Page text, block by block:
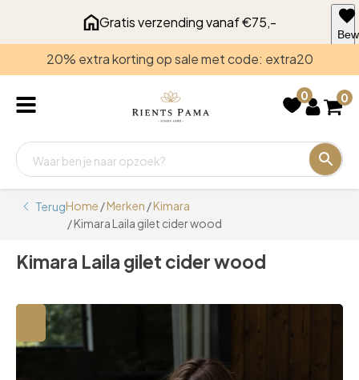
Gratis verzending vanaf €75,-
20% extra korting op sale met code: extra20
0 0
TerugHome /Merken /Kimara
/ Kimara Laila gilet cider wood
Kimara Laila gilet cider wood
voor